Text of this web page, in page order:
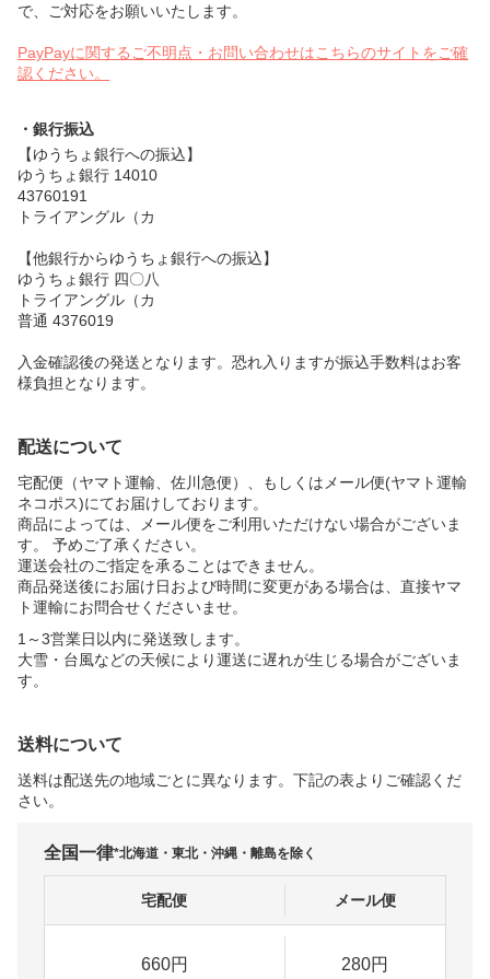
で、ご対応をお願いいたします。
PayPayに関するご不明点・お問い合わせはこちらのサイトをご確
認ください。
・銀行振込
【ゆうちょ銀行への振込】
ゆうちょ銀行 14010
43760191
トライアングル（カ
【他銀行からゆうちょ銀行への振込】
ゆうちょ銀行 四〇八
トライアングル（カ
普通 4376019
入金確認後の発送となります。恐れ入りますが振込手数料はお客
様負担となります。
配送について
宅配便（ヤマト運輸、佐川急便）、もしくはメール便(ヤマト運輸
ネコポス)にてお届けしております。
商品によっては、メール便をご利用いただけない場合がございま
す。 予めご了承ください。
運送会社のご指定を承ることはできません。
商品発送後にお届け日および時間に変更がある場合は、直接ヤマ
ト運輸にお問合せくださいませ。
1～3営業日以内に発送致します。
大雪・台風などの天候により運送に遅れが生じる場合がございま
す。
送料について
送料は配送先の地域ごとに異なります。下記の表よりご確認くだ
さい。
全国一律*北海道・東北・沖縄・離島を除く
宅配便 メール便
660円 280円